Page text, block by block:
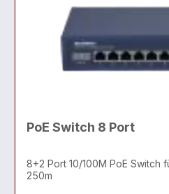
PoE Switch 8 Port
8+2 Port 10/100M PoE Switch
250m